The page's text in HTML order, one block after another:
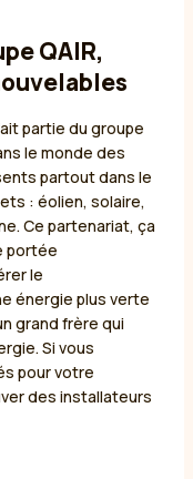
QAIR,
partie du groupe
le monde des
partout dans le
: éolien, solaire,
Ce partenariat, ça
portée
le
énergie plus verte
grand frère qui
Si vous
pour votre
des installateurs